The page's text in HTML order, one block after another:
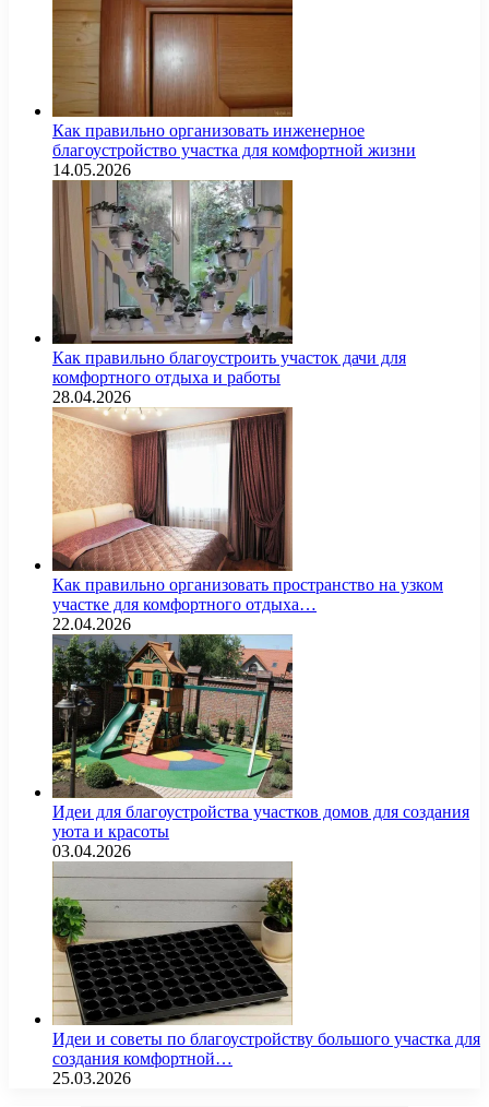
Как правильно организовать инженерное
благоустройство участка для комфортной жизни
14.05.2026
Как правильно благоустроить участок дачи для
комфортного отдыха и работы
28.04.2026
Как правильно организовать пространство на узком
участке для комфортного отдыха…
22.04.2026
Идеи для благоустройства участков домов для создания
уюта и красоты
03.04.2026
Идеи и советы по благоустройству большого участка для
создания комфортной…
25.03.2026